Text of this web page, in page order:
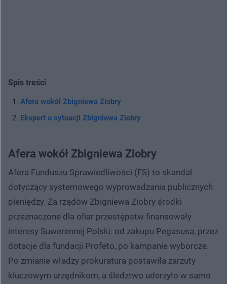
Spis treści
Afera wokół Zbigniewa Ziobry
Ekspert o sytuacji Zbigniewa Ziobry
Afera wokół Zbigniewa Ziobry
Afera Funduszu Sprawiedliwości (FS) to skandal
dotyczący systemowego wyprowadzania publicznych
pieniędzy. Za rządów Zbigniewa Ziobry środki
przeznaczone dla ofiar przestępstw finansowały
interesy Suwerennej Polski: od zakupu Pegasusa, przez
dotacje dla fundacji Profeto, po kampanie wyborcze.
Po zmianie władzy prokuratura postawiła zarzuty
kluczowym urzędnikom, a śledztwo uderzyło w samo